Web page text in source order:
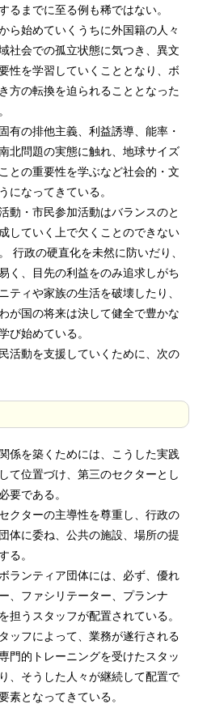
るまでに至る例も稀ではない。
ら始めていくうちに外国籍の人々
社会での孤立状態に気つき、異文
性を学習していくこととなり、ボ
方の転換を迫られることとなった
有の排他主義、利益誘導、能率・
北問題の実態に触れ、地球サイズ
との重要性を学ぶなど社会的・文
になってきている。
動・市民参加活動はバランスのと
していく上で欠くことのできない
行政の硬直化を未然に防いだり、
く、目先の利益をのみ追求しがち
ティや家族の生活を破壊したり、
が国の将来は決して健全で豊かな
び始めている。
活動を支援していくために、次の
係を築くためには、こうした実践
て位置づけ、第三のセクターとし
要である。
クターの主導性を尊重し、行政の
体に委ね、公共の施設、場所の提
る。
ランティア団体には、必ず、優れ
、ファシリテーター、プランナ
担うスタッフが配置されている。
ッフによって、業務が遂行される
門的トレーニングを受けたスタッ
、そうした人々が継続して配置で
素となってきている。